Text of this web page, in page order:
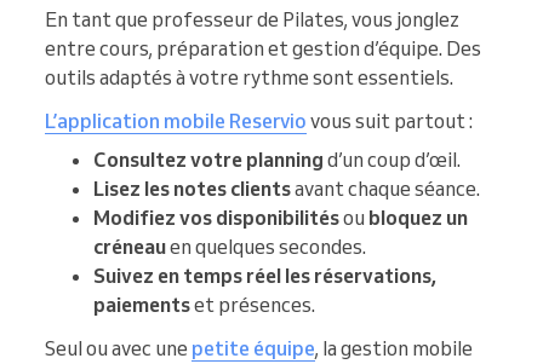
En tant que professeur de Pilates, vous jonglez
entre cours, préparation et gestion d’équipe. Des
outils adaptés à votre rythme sont essentiels.
L’application mobile Reservio vous suit partout :
Consultez votre planning d’un coup d’œil.
Lisez les notes clientsavant chaque séance.
Modifiez vos disponibilitésou bloquez un
créneauen quelques secondes.
Suivez en temps réel les réservations,
paiementset présences.
Seul ou avec une petite équipe, la gestion mobile